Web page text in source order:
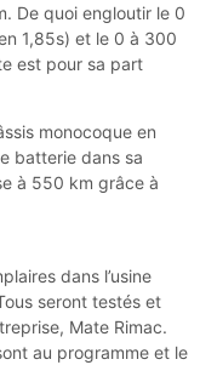
De quoi engloutir le 0
1,85s) et le 0 à 300
est pour sa part
monocoque en
batterie dans sa
à 550 km grâce à
dans l’usine
seront testés et
Mate Rimac.
au programme et le